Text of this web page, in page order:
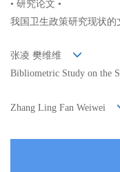
• 研究论文 •
我国卫生政策研究现状的
张凌 樊维维
Bibliometric Study on the
Zhang Ling Fan Weiwei